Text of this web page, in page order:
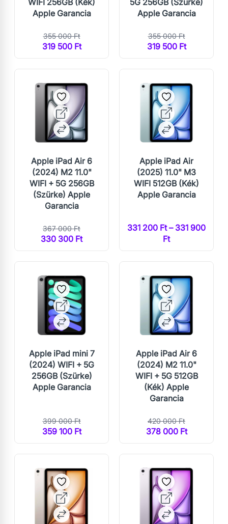
WIFI 256GB (Kék)
Apple Garancia
355 000 Ft
319 500 Ft
5G 256GB (Szürke)
Apple Garancia
355 000 Ft
319 500 Ft
Apple iPad Air 6
(2024) M2 11.0"
WIFI + 5G 256GB
(Szürke) Apple
Garancia
367 000 Ft
330 300 Ft
Apple iPad Air
(2025) 11.0" M3
WIFI 512GB (Kék)
Apple Garancia
331 200 Ft – 331 900
Ft
Apple iPad mini 7
(2024) WIFI + 5G
256GB (Szürke)
Apple Garancia
399 000 Ft
359 100 Ft
Apple iPad Air 6
(2024) M2 11.0"
WIFI + 5G 512GB
(Kék) Apple
Garancia
420 000 Ft
378 000 Ft